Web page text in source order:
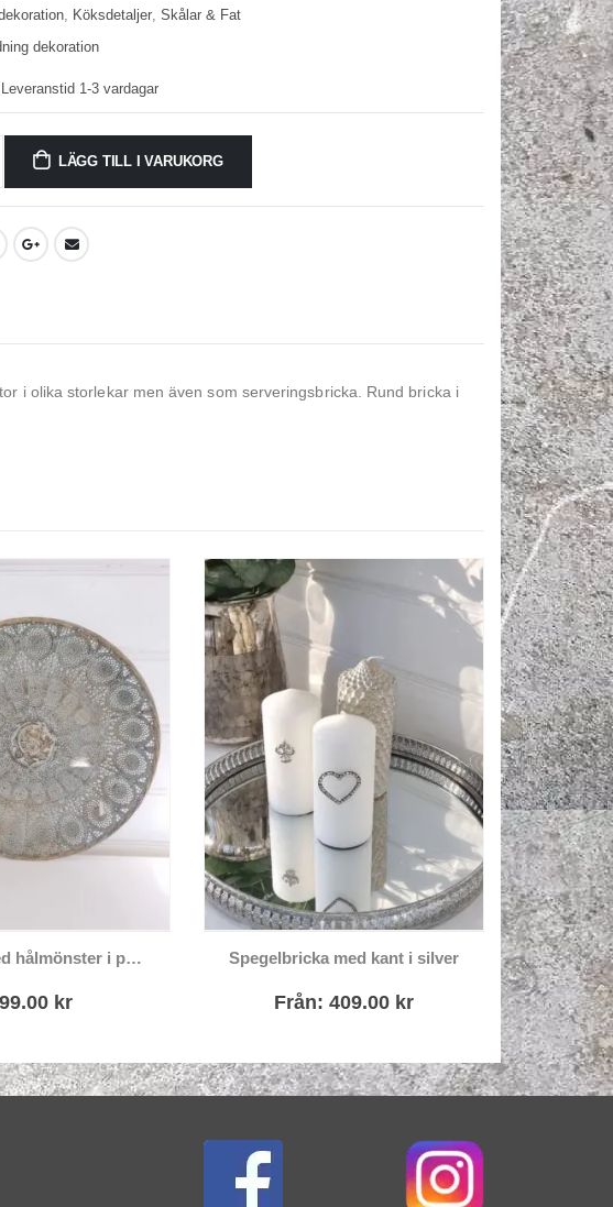
, Köksdetaljer, Skålar & Fat
dekoration
Leveranstid 1-3 vardagar
LÄGG TILL I VARUKORG
i olika storlekar men även som serveringsbricka. Rund bricka i
Runt fat med hålmönster i patinerat järn
kr
Den här produkten har flera varianter. De olika alternativen kan väljas på produktsidan
Spegelbricka med kant i silver
Från: 409.00 kr